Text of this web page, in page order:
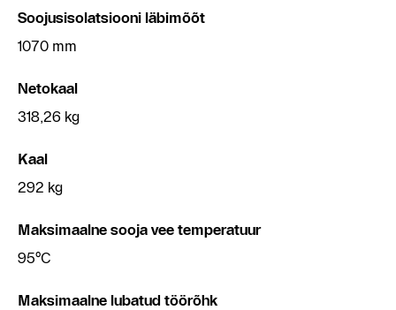
Soojusisolatsiooni läbimõõt
1070 mm
Netokaal
318,26 kg
Kaal
292 kg
Maksimaalne sooja vee temperatuur
95°C
Maksimaalne lubatud töörõhk